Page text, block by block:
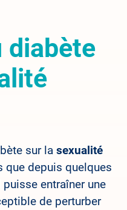
diabète
sur la sexualité
depuis quelques
entraîner une
de perturber